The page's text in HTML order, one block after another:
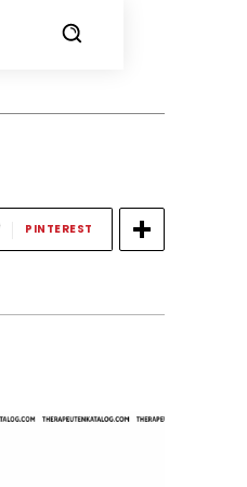
PINTEREST